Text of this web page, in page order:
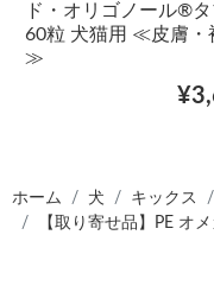
ド・オリゴノール®タ
60粒 犬猫用 ≪皮膚・
≫
ホーム 犬 キックス
【取り寄せ品】PE オ